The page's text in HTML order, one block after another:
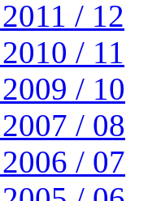
/ 12
/ 11
/ 10
/ 08
/ 07